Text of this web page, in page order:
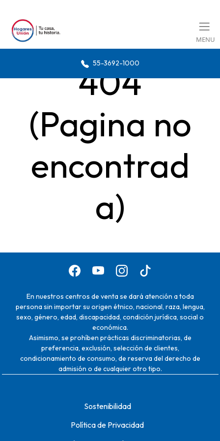
MENU
55-3692-1000
404
(Pagina no
encontrad
a)
En nuestros centros de venta se dará atención a toda
persona sin importar su origen étnico, nacional, raza, lengua,
sexo, género, edad, discapacidad, condición jurídica, social o
económica.
Asimismo, se prohíben prácticas discriminatorias, de
preferencia, exclusión, selección de clientes,
condicionamiento de consumo, de reserva del derecho de
admisión o de cualquier otro tipo.
Sostenibilidad
Política de Privacidad